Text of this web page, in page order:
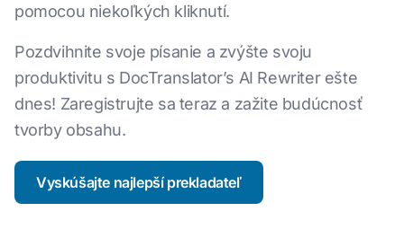
pomocou niekoľkých kliknutí.
Pozdvihnite svoje písanie a zvýšte svoju
produktivitu s DocTranslator’s AI Rewriter ešte
dnes! Zaregistrujte sa teraz a zažite budúcnosť
tvorby obsahu.
Vyskúšajte najlepší prekladateľ